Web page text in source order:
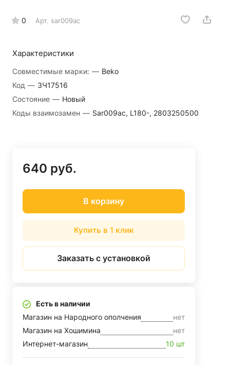
0 Арт. sar009ac
Характеристики
Совместимые марки: — Beko
Код — ЗЧ17516
Состояние — Новый
Коды взаимозамен — Sar009ac, L180-, 2803250500
640 руб.
В корзину
Купить в 1 клик
Заказать с установкой
Есть в наличии
Магазин на Народного ополчения
нет
Магазин на Хошимина
нет
Интернет-магазин
10 шт